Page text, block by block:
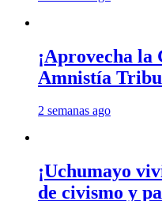
¡Aprovecha la
Amnistía
2 semanas ago
¡Uchumayo
de civismo y